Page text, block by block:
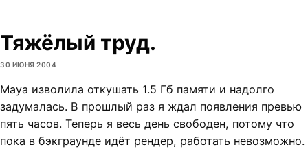
Тяжёлый труд.
30 ИЮНЯ 2004
Maya изволила откушать 1.5 Гб памяти и надолго
задумалась. В прошлый раз я ждал появления превью
пять часов. Теперь я весь день свободен, потому что
пока в бэкграунде идёт рендер, работать невозможно.